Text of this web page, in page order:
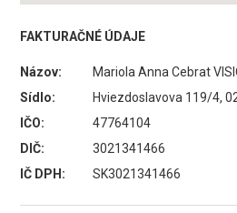
FAKTURAČNÉ ÚDAJE
Názov:
Mariola Anna Cebrat
Sídlo:
Hviezdoslavova 119/4,
IČO:
47764104
DIČ:
3021341466
IČ DPH:
SK3021341466